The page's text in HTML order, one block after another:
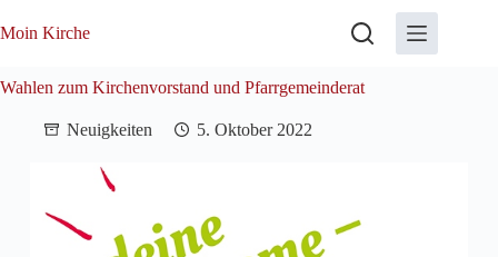
Inhalt
Moin Kirche
Wahlen zum Kirchenvorstand und Pfarrgemeinderat
Neuigkeiten 5. Oktober 2022